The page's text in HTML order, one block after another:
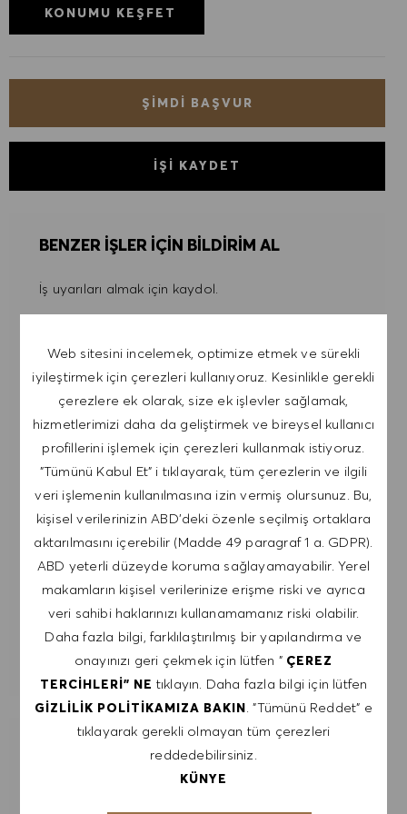
Web sitesini incelemek, optimize etmek ve sürekli
iyileştirmek için çerezleri kullanıyoruz. Kesinlikle gerekli
çerezlere ek olarak, size ek işlevler sağlamak,
hizmetlerimizi daha da geliştirmek ve bireysel kullanıcı
profillerini işlemek için çerezleri kullanmak istiyoruz.
"Tümünü Kabul Et" i tıklayarak, tüm çerezlerin ve ilgili
veri işlemenin kullanılmasına izin vermiş olursunuz. Bu,
kişisel verilerinizin ABD'deki özenle seçilmiş ortaklara
aktarılmasını içerebilir (Madde 49 paragraf 1 a. GDPR).
ABD yeterli düzeyde koruma sağlayamayabilir. Yerel
makamların kişisel verilerinize erişme riski ve ayrıca
veri sahibi haklarınızı kullanamamanız riski olabilir.
Daha fazla bilgi, farklılaştırılmış bir yapılandırma ve
onayınızı geri çekmek için lütfen " ÇEREZ
TERCIHLERI" NE tıklayın. Daha fazla bilgi için lütfen
GIZLILIK POLITIKAMIZA BAKIN. "Tümünü Reddet" e
tıklayarak gerekli olmayan tüm çerezleri
reddedebilirsiniz.
KÜNYE
KONUMU KEŞFET
ŞIMDI BAŞVUR
İŞI KAYDET
BENZER IŞLER IÇIN BILDIRIM AL
İş uyarıları almak için kaydol.
davetiyeleri ve diğer kariyerle ilgili konuları içeren
e-postalar almayı kabul ediyorum. Bu e-
postalardan istediğim zaman, örneğin her e-
postada bulunan bağlantıya tıklayarak,
çıkabileceğimi kabul ediyorum. Kişisel verilerimin
GIZLILIK POLITIKASI'na uygun olarak
işleneceğini kabul ediyorum.
E-posta adresini gir (Gerekli)
GÖNDER
UYARILARI YÖNET
İLGI ALANLARINA GÖRE ÖZEL IŞ